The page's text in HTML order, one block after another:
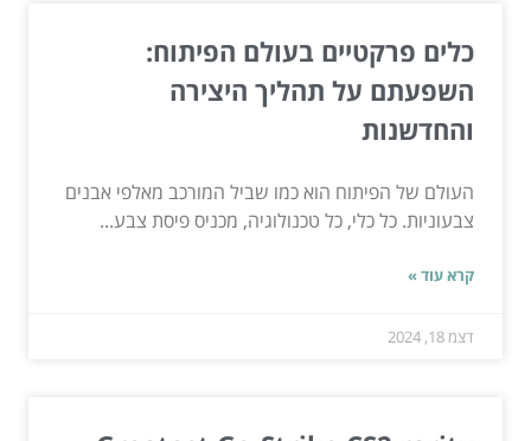
כלים פרקטיים בעולם הפיתוח:
השפעתם על תהליך היצירה
והחדשנות
העולם של הפיתוח הוא כמו שביל המורכב מאלפי אבנים
צבעוניות. כל כלי, כל טכנולוגיה, מכניס פיסת צבע...
קרא עוד »
דצמ 18, 2024